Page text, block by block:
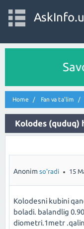
Home Fan va ta'lim
Kolodes (quduq)
Anonim so'radi 15
Kolodesni kubini
boladi. balandlig
diometri.1metr